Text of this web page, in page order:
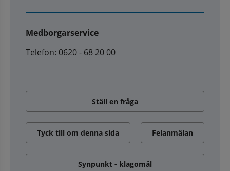
Medborgarservice
Telefon: 0620 - 68 20 00
Ställ en fråga
Tyck till om denna sida Felanmälan
Synpunkt - klagomål